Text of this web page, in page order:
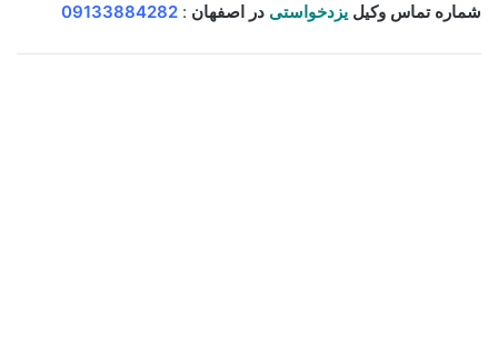
شماره تماس وکیل یزدخواستی در اصفهان :